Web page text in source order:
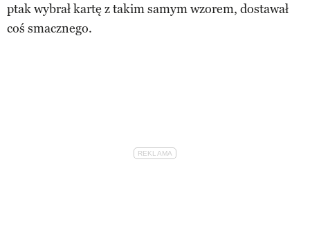
ptak wybrał kartę z takim samym wzorem, dostawał
coś smacznego.